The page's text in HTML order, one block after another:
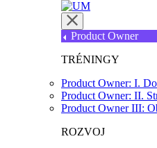
Product Owner
TRÉNINGY
Product Owner: I.
Product Owner: II.
Product Owner III:
ROZVOJ